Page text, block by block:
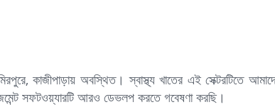
কাজীপাড়ায় অবস্থিত। স্বাস্থ্য খাতের এই সেক্টরটিতে
সফটওয়্যারটি আরও ডেভলপ করতে গবেষণা করছি।